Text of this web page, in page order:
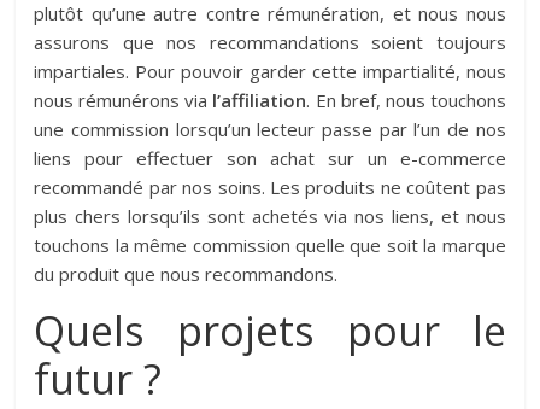
plutôt qu’une autre contre rémunération, et nous nous
assurons que nos recommandations soient toujours
impartiales. Pour pouvoir garder cette impartialité, nous
nous rémunérons via l’affiliation. En bref, nous touchons
une commission lorsqu’un lecteur passe par l’un de nos
liens pour effectuer son achat sur un e-commerce
recommandé par nos soins. Les produits ne coûtent pas
plus chers lorsqu’ils sont achetés via nos liens, et nous
touchons la même commission quelle que soit la marque
du produit que nous recommandons.
Quels projets pour le
futur ?